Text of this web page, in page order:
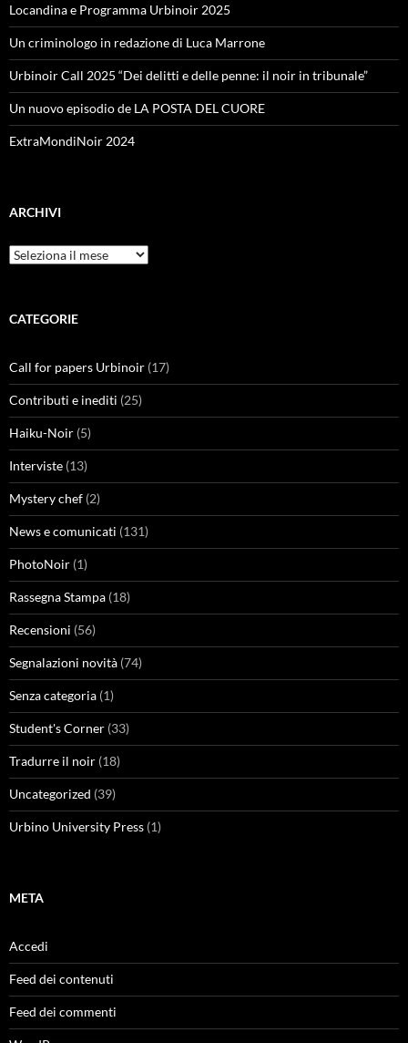
Locandina e Programma Urbinoir 2025
Un criminologo in redazione di Luca Marrone
Urbinoir Call 2025 “Dei delitti e delle penne: il noir in tribunale”
Un nuovo episodio de LA POSTA DEL CUORE
ExtraMondiNoir 2024
ARCHIVI
Archivi
CATEGORIE
Call for papers Urbinoir (17)
Contributi e inediti (25)
Haiku-Noir (5)
Interviste (13)
Mystery chef (2)
News e comunicati (131)
PhotoNoir (1)
Rassegna Stampa (18)
Recensioni (56)
Segnalazioni novità (74)
Senza categoria (1)
Student's Corner (33)
Tradurre il noir (18)
Uncategorized (39)
Urbino University Press (1)
META
Accedi
Feed dei contenuti
Feed dei commenti